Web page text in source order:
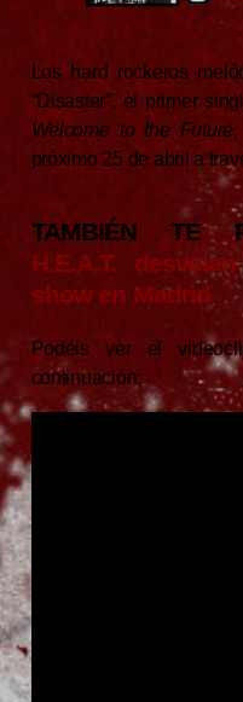
Los hard rockeros
“Disaster”, el primer
Welcome to the Future
próximo 25 de abril a
TAMBIÉN TE
H.E.A.T.
show en Madrid
Podéis ver el
continuación: